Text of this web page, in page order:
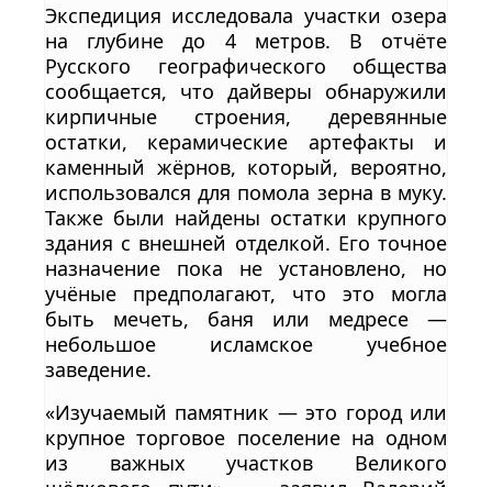
Экспедиция исследовала участки озера
на глубине до 4 метров. В отчёте
Русского географического общества
сообщается, что дайверы обнаружили
кирпичные строения, деревянные
остатки, керамические артефакты и
каменный жёрнов, который, вероятно,
использовался для помола зерна в муку.
Также были найдены остатки крупного
здания с внешней отделкой. Его точное
назначение пока не установлено, но
учёные предполагают, что это могла
быть мечеть, баня или медресе —
небольшое исламское учебное
заведение.
«Изучаемый памятник — это город или
крупное торговое поселение на одном
из важных участков Великого